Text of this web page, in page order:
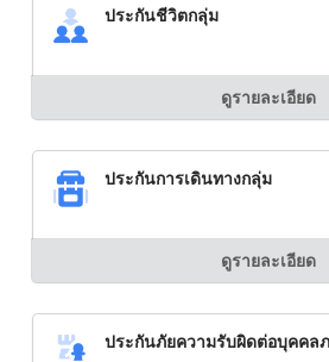
ประกันชีวิตกลุ่ม
ดูรายละเอียด
ประกันการเดินทางกลุ่ม
ดูรายละเอียด
ประกันภัยความรับผิดต่อบุคคล